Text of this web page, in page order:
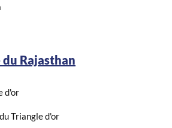
Rajasthan
d'or
Triangle d'or